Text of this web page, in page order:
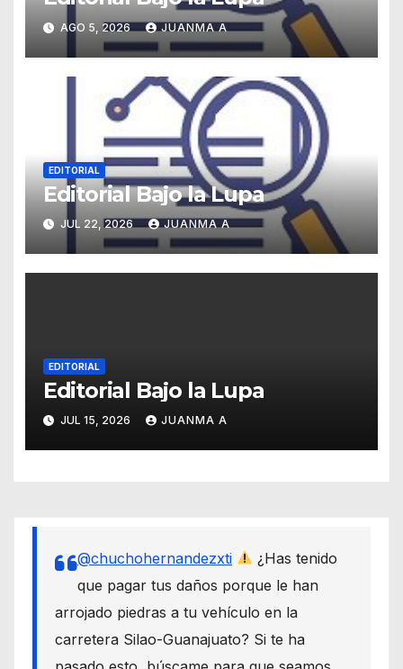
AGO 5, 2026 JUANMA A
EDITORIAL
Editorial Bajo la Lupa
JUL 22, 2026 JUANMA A
EDITORIAL
Editorial Bajo la Lupa
JUL 15, 2026 JUANMA A
@chuchohernandezxti
¿Has tenido
que pagar tus daños porque le han
arrojado piedras a tu vehículo en la
carretera Silao-Guanajuato? Si te ha